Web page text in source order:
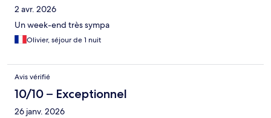
2 avr. 2026
Un week-end très sympa
Olivier, séjour de 1 nuit
Avis vérifié
10/10 – Exceptionnel
26 janv. 2026